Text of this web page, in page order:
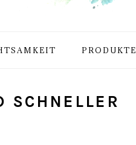
PRODUKTE
SCHNELLER